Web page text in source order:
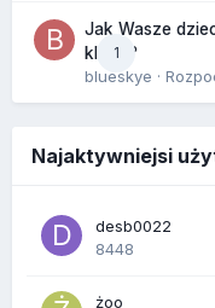
1
Jak Wasze
klasie?
blueskye ·
Najaktywniejsi
desb0022
8448
żoo